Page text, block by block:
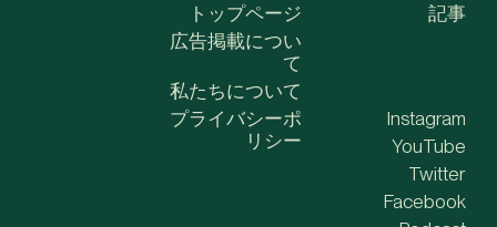
トップページ
広告掲載につい
て
私たちについて
記事
プライバシーポ
リシー
Instagram
YouTube
Twitter
Facebook